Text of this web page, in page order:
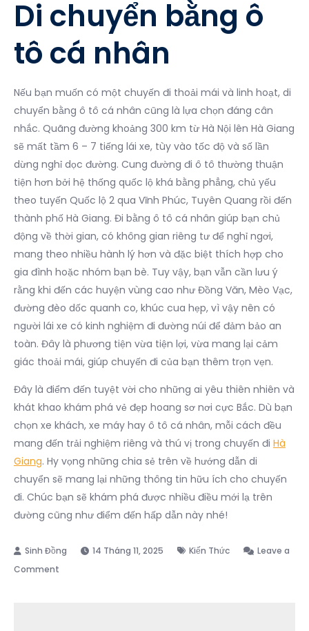
Di chuyển bằng ô
tô cá nhân
Nếu bạn muốn có một chuyến đi thoải mái và linh hoạt, di
chuyển bằng ô tô cá nhân cũng là lựa chọn đáng cân
nhắc. Quãng đường khoảng 300 km từ Hà Nội lên Hà Giang
sẽ mất tầm 6 – 7 tiếng lái xe, tùy vào tốc độ và số lần
dừng nghỉ dọc đường. Cung đường đi ô tô thường thuận
tiện hơn bởi hệ thống quốc lộ khá bằng phẳng, chủ yếu
theo tuyến Quốc lộ 2 qua Vĩnh Phúc, Tuyên Quang rồi đến
thành phố Hà Giang. Đi bằng ô tô cá nhân giúp bạn chủ
động về thời gian, có không gian riêng tư để nghỉ ngơi,
mang theo nhiều hành lý hơn và đặc biệt thích hợp cho
gia đình hoặc nhóm bạn bè. Tuy vậy, bạn vẫn cần lưu ý
rằng khi đến các huyện vùng cao như Đồng Văn, Mèo Vạc,
đường đèo dốc quanh co, khúc cua hẹp, vì vậy nên có
người lái xe có kinh nghiệm đi đường núi để đảm bảo an
toàn. Đây là phương tiện vừa tiện lợi, vừa mang lại cảm
giác thoải mái, giúp chuyến đi của bạn thêm trọn vẹn.
Đây là điểm đến tuyệt vời cho những ai yêu thiên nhiên và
khát khao khám phá vẻ đẹp hoang sơ nơi cực Bắc. Dù bạn
chọn xe khách, xe máy hay ô tô cá nhân, mỗi cách đều
mang đến trải nghiệm riêng và thú vị trong chuyến đi Hà
Giang. Hy vọng những chia sẻ trên về hướng dẫn di
chuyển sẽ mang lại những thông tin hữu ích cho chuyến
đi. Chúc bạn sẽ khám phá được nhiều điều mới lạ trên
đường cũng như điểm đến hấp dẫn này nhé!
14 Tháng 11, 2025 Kiến Thức
Leave a
Comment